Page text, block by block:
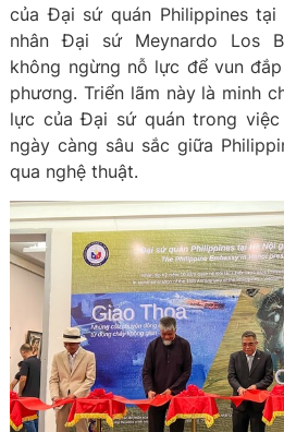
của Đại sứ quán Philippines
nhân Đại sứ Meynardo Los
không ngừng nỗ lực để vun
phương. Triển lãm này là minh
lực của Đại sứ quán trong
ngày càng sâu sắc giữa
qua nghệ thuật.